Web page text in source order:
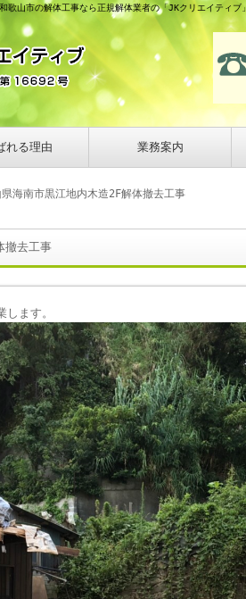
山市の解体工事なら正規解体業者の「JKクリエイティブ」
れる理由 業務案内
海南市黒江地内木造2F解体撤去工事
撤去工事
ます。